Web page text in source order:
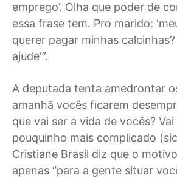
emprego’. Olha que poder de
essa frase tem. Pro marido:
querer pagar minhas
ajude'”.
A deputada tenta amedrontar
amanhã vocês ficarem
que vai ser a vida de vocês?
pouquinho mais complicado
Cristiane Brasil diz que o
apenas “para a gente situar